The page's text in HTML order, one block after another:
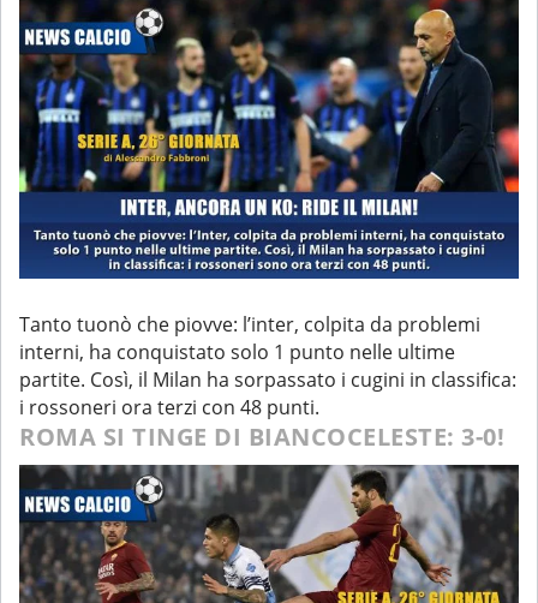
Tanto tuonò che piovve: l’inter, colpita da problemi
interni, ha conquistato solo 1 punto nelle ultime
partite. Così, il Milan ha sorpassato i cugini in classifica:
i rossoneri ora terzi con 48 punti.
ROMA SI TINGE DI BIANCOCELESTE: 3-0!